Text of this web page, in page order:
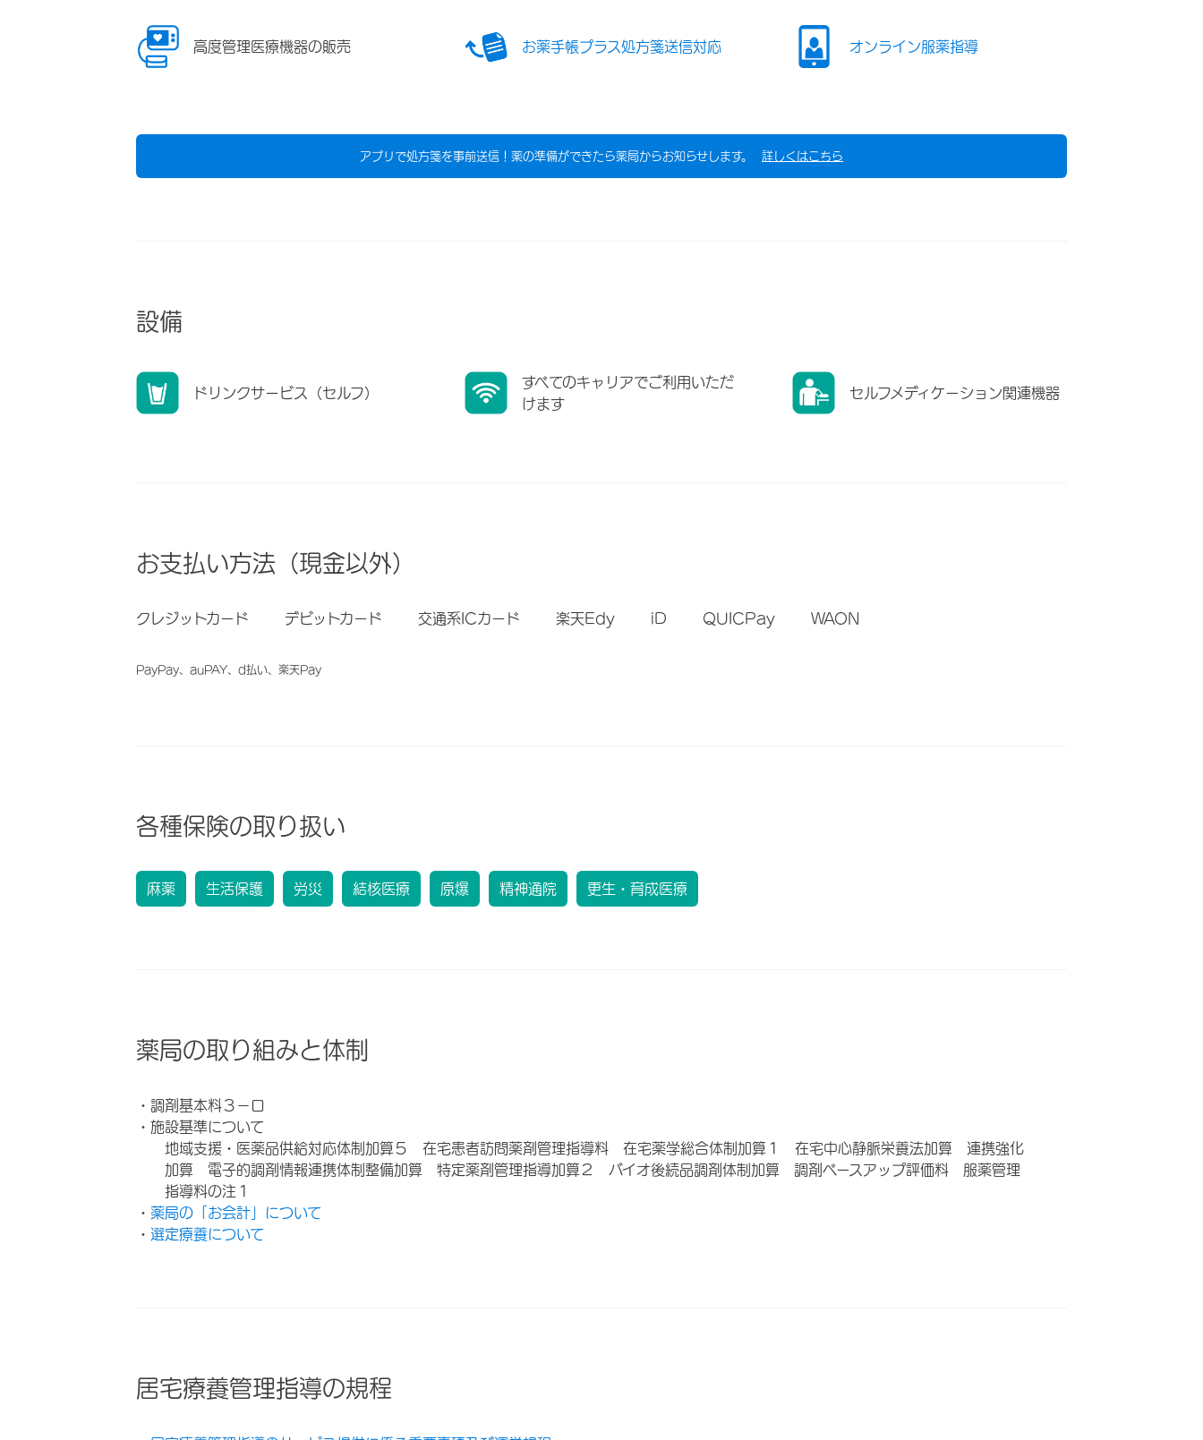
高度管理医療機器の販売 お薬手帳プラス処方箋送信対応 オンライン服薬指導
アプリで処方箋を事前送信！薬の準備ができたら薬局からお知らせします。 詳しくはこちら
設備
ドリンクサービス（セルフ）
すべてのキャリアでご利用いただ
けます
セルフメディケーション関連機器
お支払い方法（現金以外）
クレジットカード デビットカード 交通系ICカード 楽天Edy iD QUICPay WAON
PayPay、auPAY、d払い、楽天Pay
各種保険の取り扱い
麻薬 生活保護 労災 結核医療 原爆 精神通院 更生・育成医療
薬局の取り組みと体制
・調剤基本料３－ロ
・施設基準について
地域支援・医薬品供給対応体制加算５ 在宅患者訪問薬剤管理指導料 在宅薬学総合体制加算１ 在宅中心静脈栄養法加算 連携強化
加算 電子的調剤情報連携体制整備加算 特定薬剤管理指導加算２ バイオ後続品調剤体制加算 調剤ベースアップ評価料 服薬管理
指導料の注１
・ 薬局の「お会計」について
・ 選定療養について
居宅療養管理指導の規程